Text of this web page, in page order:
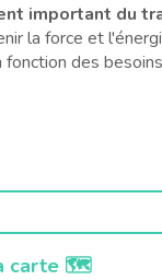
important du
la force et
des
carte 🗺️